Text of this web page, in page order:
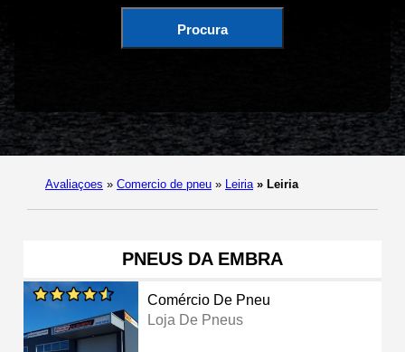
Procura
Avaliaçoes » Comercio de pneu » Leiria » Leiria
PNEUS DA EMBRA
Comércio De Pneu
Loja De Pneus